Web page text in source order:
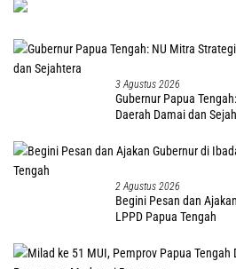
3 Agustus 2026
Gubernur Papua
Daerah Damai dan
2 Agustus 2026
Begini Pesan dan
LPPD Papua Tengah